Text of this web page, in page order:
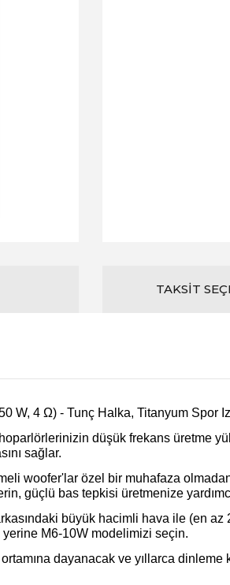
TAKSIT
W, 4 Ω) - Tunç Halka, Titanyum Spor
düşük frekans üretme
sağlar.
woofer'lar özel bir muhafaza
güçlü bas tepkisi üretmenize
büyük hacimli hava ile (en
yerine M6-10W modelimizi seçin.
dayanacak ve yıllarca